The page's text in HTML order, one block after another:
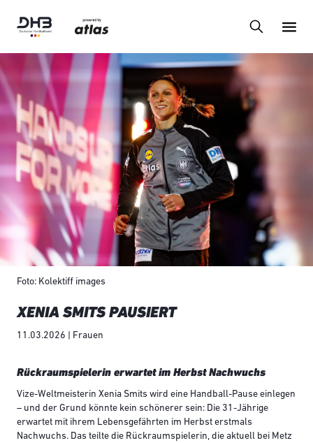
Foto: Kolektiff images
XENIA SMITS PAUSIERT
11.03.2026 | Frauen
Rückraumspielerin erwartet im Herbst Nachwuchs
Vize-Weltmeisterin Xenia Smits wird eine Handball-Pause einlegen
– und der Grund könnte kein schönerer sein: Die 31-Jährige
erwartet mit ihrem Lebensgefährten im Herbst erstmals
Nachwuchs. Das teilte die Rückraumspielerin, die aktuell bei Metz